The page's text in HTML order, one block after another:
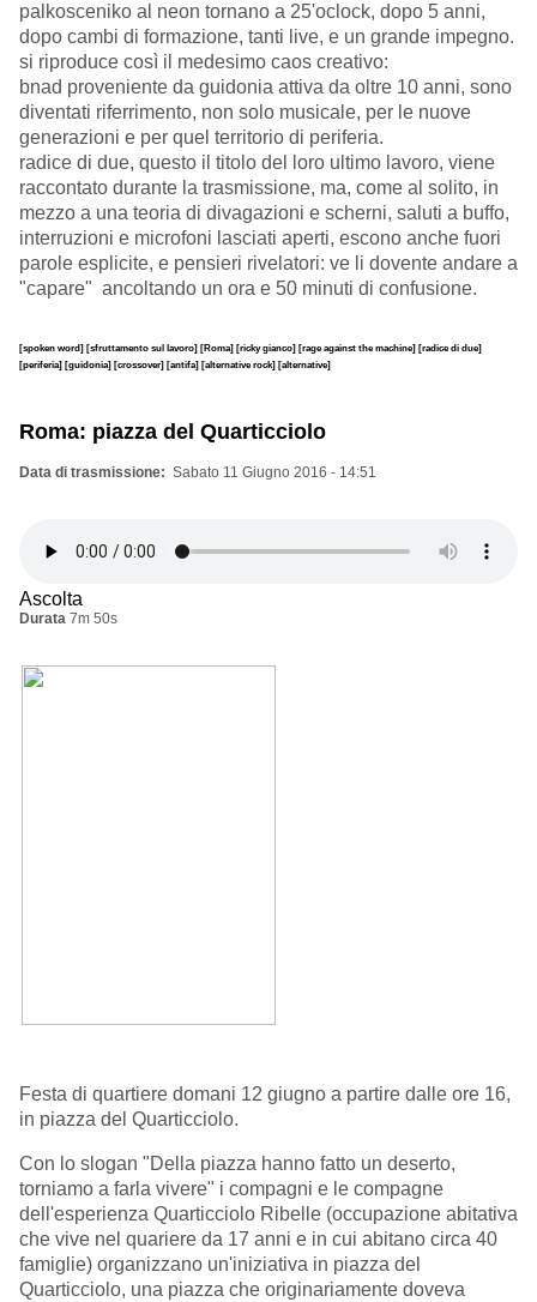
palkosceniko al neon tornano a 25'oclock, dopo 5 anni,
dopo cambi di formazione, tanti live, e un grande impegno.
si riproduce così il medesimo caos creativo:
bnad proveniente da guidonia attiva da oltre 10 anni, sono
diventati riferrimento, non solo musicale, per le nuove
generazioni e per quel territorio di periferia.
radice di due, questo il titolo del loro ultimo lavoro, viene
raccontato durante la trasmissione, ma, come al solito, in
mezzo a una teoria di divagazioni e scherni, saluti a buffo,
interruzioni e microfoni lasciati aperti, escono anche fuori
parole esplicite, e pensieri rivelatori: ve li dovente andare a
"capare" ancoltando un ora e 50 minuti di confusione.
[spoken word] [sfruttamento sul lavoro] [Roma] [ricky gianco] [rage against the machine] [radice di due]
[periferia] [guidonia] [crossover] [antifa] [alternative rock] [alternative]
Roma: piazza del Quarticciolo
Data di trasmissione Sabato 11 Giugno 2016 - 14:51
Ascolta
Durata 7m 50s
Festa di quartiere domani 12 giugno a partire dalle ore 16,
in piazza del Quarticciolo.
Con lo slogan "Della piazza hanno fatto un deserto,
torniamo a farla vivere" i compagni e le compagne
dell'esperienza Quarticciolo Ribelle (occupazione abitativa
che vive nel quariere da 17 anni e in cui abitano circa 40
famiglie) organizzano un'iniziativa in piazza del
Quarticciolo, una piazza che originariamente doveva